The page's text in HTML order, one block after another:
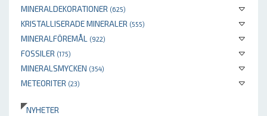
MINERALDEKORATIONER (625)
KRISTALLISERADE MINERALER (555)
MINERALFÖREMÅL (922)
FOSSILER (175)
MINERALSMYCKEN (354)
METEORITER (23)
NYHETER